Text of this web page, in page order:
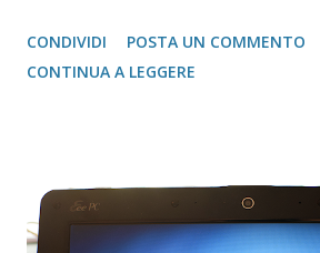
un'idea che oggi sembra banale, ma
avanti: usare il Commodore 64 per
prototipale che avevo fatto era
fattibile, rimaneva di fatto il problema
CONDIVIDI
POSTA UN COMMENTO
CONTINUA A LEGGERE